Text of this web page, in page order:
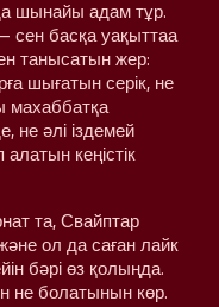
шынайы адам тұр.
сен басқа уақыттаа
танысатын жер:
шығатын серік, не
махаббатқа
не әлі іздемей
кеңістік
та, Свайптар
ол да саған лайк
бәрі өз қолыңда.
не болатынын көр.